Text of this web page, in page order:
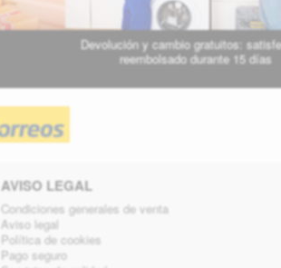
Devolución y cambio gratuitos:
reembolsado durante 15 días
AVISO LEGAL
Condiciones generales de venta
Aviso legal
Política de cookies
Pago seguro